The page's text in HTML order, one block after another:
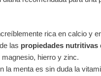
rica en calcio y
las propiedades nutritivas
hierro y zinc.
la menta es sin duda la